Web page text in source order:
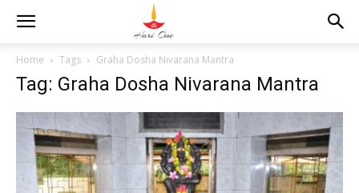
Home Tags Graha Dosha Nivarana Mantra
Tag: Graha Dosha Nivarana Mantra